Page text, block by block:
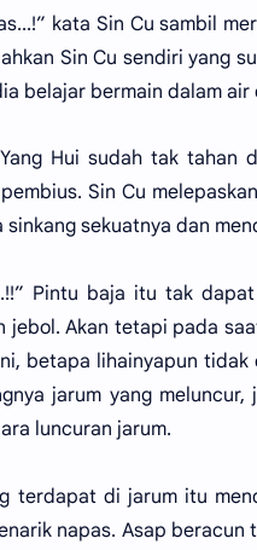
kata Sin Cu sambil
Sin Cu sendiri yang
belajar bermain dalam
Hui sudah tak tahan
Sin Cu
sinkang sekuatnya dan
Pintu baja itu tak
jebol. Akan tetapi pada
betapa lihainyapun
jarum yang
luncuran jarum.
terdapat di jarum itu
napas. Asap